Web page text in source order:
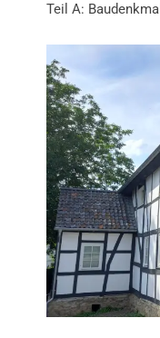
Teil A: Baudenkmal